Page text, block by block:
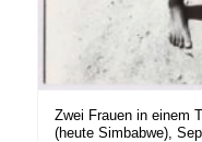
Zwei Frauen in einem
(heute Simbabwe),